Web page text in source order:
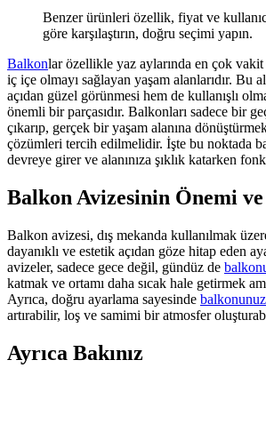
Benzer ürünleri özellik, fiyat ve
göre karşılaştırın, doğru seçimi yapın.
Balkonlar özellikle yaz aylarında en çok
iç içe olmayı sağlayan yaşam alanlarıdır. Bu
açıdan güzel görünmesi hem de kullanışlı
önemli bir parçasıdır. Balkonları sadece bir
çıkarıp, gerçek bir yaşam alanına
çözümleri tercih edilmelidir. İşte bu noktada
devreye girer ve alanınıza şıklık katarken
Balkon Avizesinin Önemi
Balkon avizesi, dış mekanda kullanılmak
dayanıklı ve estetik açıdan göze hitap eden
avizeler, sadece gece değil, gündüz de
katmak ve ortamı daha sıcak hale getirmek
Ayrıca, doğru ayarlama sayesinde
artırabilir, loş ve samimi bir atmosfer
Ayrıca Bakınız